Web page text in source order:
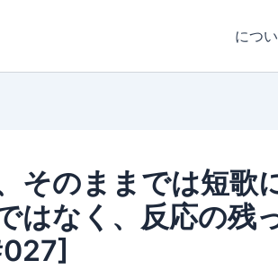
につ
そのままでは短
はなく、反応の残